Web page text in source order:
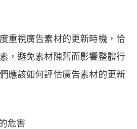
重視廣告素材的更新時機，恰
，避免素材陳舊而影響整體行
應該如何評估廣告素材的更新
危害